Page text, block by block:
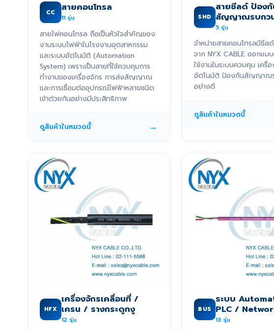
CC สายคอนโทรล
11 รุ่น
สายไฟคอนโทรล ถือเป็นหัวใจสำคัญของ
งานระบบไฟฟ้าในโรงงานอุตสาหกรรม
และระบบอัตโนมัติ (Automation
System) เพราะเป็นสายที่ใช้ควบคุมการ
ทำงานของเครื่องจักร การส่งสัญญาณ
และการเชื่อมต่ออุปกรณ์ไฟฟ้าหลายชนิด
เข้าด้วยกันอย่างมีประสิทธิภาพ
ดูสินค้าในหมวดนี้ →
SHD
สายชีลด์ ป้อง
สัญญาณรบกว
5 รุ่น
จำหน่ายสายคอนโทรลมีชีล
จาก NYX CABLE ออกแบ
ใช้งานในระบบควบคุม เครื่
อัตโนมัติ ป้องกันสัญญาณร
อย่างดี
ดูสินค้าในหมวดนี้
HFX
เครื่องจักรเคลื่อนที่ /
เครน / รางกระดูกงู
12 รุ่น
BUS
ระบบ
PLC /
13 รุ่น